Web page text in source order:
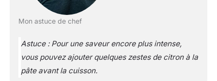
Mon astuce de chef
Astuce : Pour une saveur encore plus intense,
vous pouvez ajouter quelques zestes de citron à la
pâte avant la cuisson.